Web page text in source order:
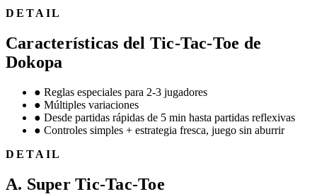
DETAIL
Características del Tic-Tac-Toe de
Dokopa
● Reglas especiales para 2-3 jugadores
● Múltiples variaciones
● Desde partidas rápidas de 5 min hasta partidas reflexivas
● Controles simples + estrategia fresca, juego sin aburrir
DETAIL
A. Super Tic-Tac-Toe